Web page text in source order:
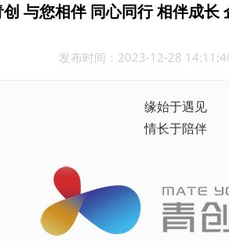
与您相伴 同心同行 相伴成长
发布时间：2023-12-28
缘始于遇见
情长于陪伴